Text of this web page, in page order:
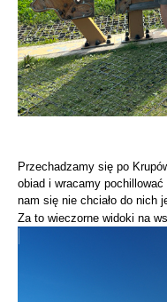
Przechadzamy się po
obiad i wracamy
nam się nie chciało do nich
Za to wieczorne widoki na